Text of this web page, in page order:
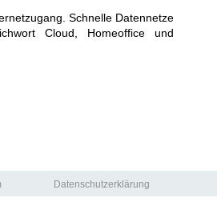
Schnelle Datennetze
Cloud, Homeoffice und
Datenschutzerklärung